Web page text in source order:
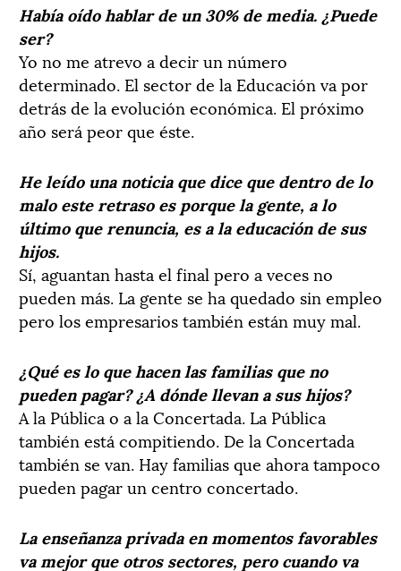
Había oído hablar de un 30% de media. ¿Puede
ser?
Yo no me atrevo a decir un número
determinado. El sector de la Educación va por
detrás de la evolución económica. El próximo
año será peor que éste.
He leído una noticia que dice que dentro de lo
malo este retraso es porque la gente, a lo
último que renuncia, es a la educación de sus
hijos.
Sí, aguantan hasta el final pero a veces no
pueden más. La gente se ha quedado sin empleo
pero los empresarios también están muy mal.
¿Qué es lo que hacen las familias que no
pueden pagar? ¿A dónde llevan a sus hijos?
A la Pública o a la Concertada. La Pública
también está compitiendo. De la Concertada
también se van. Hay familias que ahora tampoco
pueden pagar un centro concertado.
La enseñanza privada en momentos favorables
va mejor que otros sectores, pero cuando va